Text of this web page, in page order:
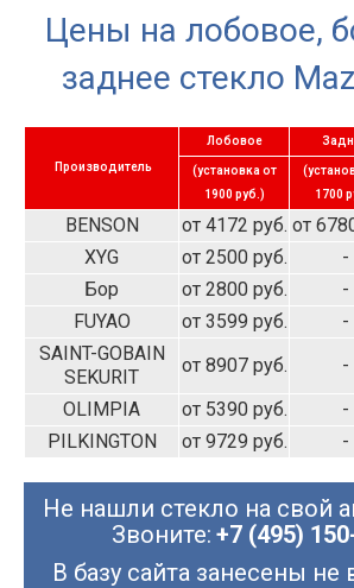
Цены на лобовое,
заднее стекло
Производитель
Лобовое
(установка от
1900 руб.)
1700
BENSON от 4172 руб. от
XYG
от 2500 руб. -
Бор
от 2800 руб. -
FUYAO
от 3599 руб. -
SAINT-GOBAIN
SEKURIT
от 8907 руб. -
OLIMPIA
от 5390 руб. -
PILKINGTON
от 9729 руб. -
Не нашли стекло на свой
Звоните: +7 (495)
В базу сайта занесены